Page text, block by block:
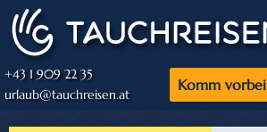
+43 1 909 22 35
urlaub@tauchreisen.at
Komm vorbei